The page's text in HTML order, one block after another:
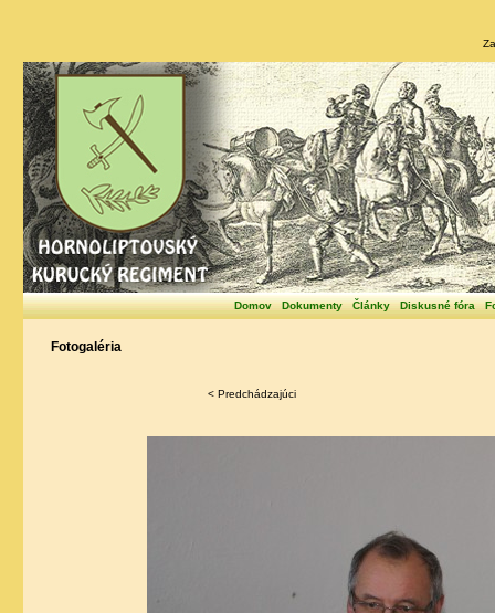
Domov Dokumenty Články Diskusné fóra
Fotogaléria
< Predchádzajúci